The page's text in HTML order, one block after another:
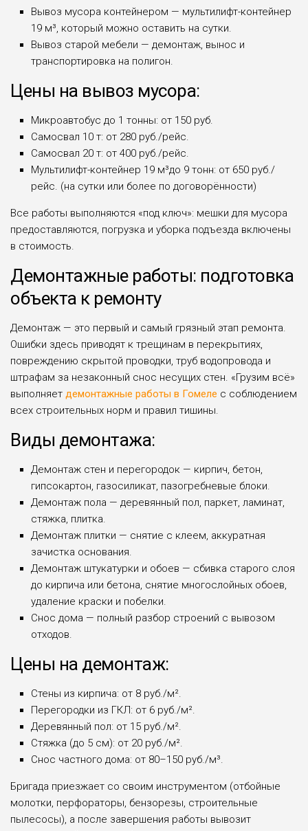
Вывоз мусора контейнером — мультилифт-контейнер
19 м³, который можно оставить на сутки.
Вывоз старой мебели — демонтаж, вынос и
транспортировка на полигон.
Цены на вывоз мусора:
Микроавтобус до 1 тонны: от 150 руб.
Самосвал 10 т: от 280 руб./рейс.
Самосвал 20 т: от 400 руб./рейс.
Мультилифт-контейнер 19 м³до 9 тонн: от 650 руб./
рейс. (на сутки или более по договорённости)
Все работы выполняются «под ключ»: мешки для мусора
предоставляются, погрузка и уборка подъезда включены
в стоимость.
Демонтажные работы: подготовка
объекта к ремонту
Демонтаж — это первый и самый грязный этап ремонта.
Ошибки здесь приводят к трещинам в перекрытиях,
повреждению скрытой проводки, труб водопровода и
штрафам за незаконный снос несущих стен. «Грузим всё»
выполняет демонтажные работы в Гомеле с соблюдением
всех строительных норм и правил тишины.
Виды демонтажа:
Демонтаж стен и перегородок — кирпич, бетон,
гипсокартон, газосиликат, пазогребневые блоки.
Демонтаж пола — деревянный пол, паркет, ламинат,
стяжка, плитка.
Демонтаж плитки — снятие с клеем, аккуратная
зачистка основания.
Демонтаж штукатурки и обоев — сбивка старого слоя
до кирпича или бетона, снятие многослойных обоев,
удаление краски и побелки.
Снос дома — полный разбор строений с вывозом
отходов.
Цены на демонтаж:
Стены из кирпича: от 8 руб./м².
Перегородки из ГКЛ: от 6 руб./м².
Деревянный пол: от 15 руб./м².
Стяжка (до 5 см): от 20 руб./м².
Снос частного дома: от 80–150 руб./м³.
Бригада приезжает со своим инструментом (отбойные
молотки, перфораторы, бензорезы, строительные
пылесосы), а после завершения работы вывозит